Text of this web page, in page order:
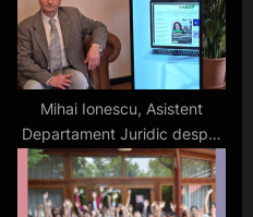
Mihai Ionescu, Asistent
Departament Juridic despre
Promovare Presa PR